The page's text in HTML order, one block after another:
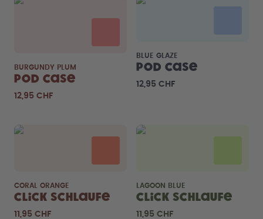
BURGUNDY PLUM
Pod Case
12,95 CHF
BLUE GLAZE
Pod Case
12,95 CHF
CORAL ORANGE
Click Schlaufe
11,95 CHF
LAGOON BLUE
Click Schlaufe
11,95 CHF